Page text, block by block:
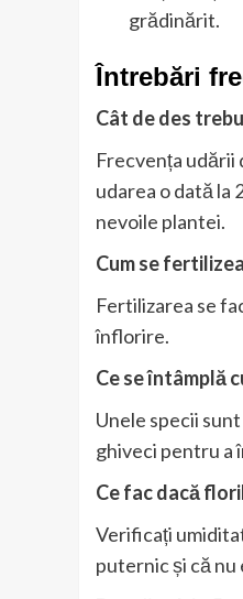
grădinărit.
Întrebări
Cât de des
Frecvența udării
udarea o dată la
nevoile plantei.
Cum se
Fertilizarea se
înflorire.
Ce se întâmplă
Unele specii
ghiveci pentru a
Ce fac dacă
Verificați
puternic și că